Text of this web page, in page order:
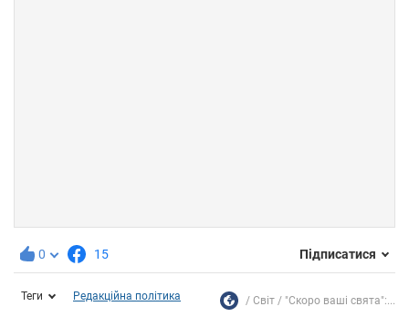
0 15 Підписатися
Теги Редакційна політика Світ "Скоро ваші свята":...